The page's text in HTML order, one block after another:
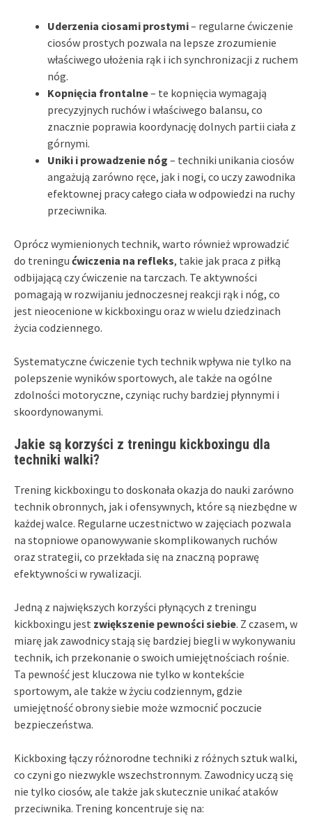
Uderzenia ciosami prostymi– regularne ćwiczenie
ciosów prostych pozwala na lepsze zrozumienie
właściwego ułożenia rąk i ich synchronizacji z ruchem
nóg.
Kopnięcia frontalne– te kopnięcia wymagają
precyzyjnych ruchów i właściwego balansu, co
znacznie poprawia koordynację dolnych partii ciała z
górnymi.
Uniki i prowadzenie nóg – techniki unikania ciosów
angażują zarówno ręce, jak i nogi, co uczy zawodnika
efektownej pracy całego ciała w odpowiedzi na ruchy
przeciwnika.
Oprócz wymienionych technik, warto również wprowadzić
do treningu ćwiczenia na refleks, takie jak praca z piłką
odbijającą czy ćwiczenie na tarczach. Te aktywności
pomagają w rozwijaniu jednoczesnej reakcji rąk i nóg, co
jest nieocenione w kickboxingu oraz w wielu dziedzinach
życia codziennego.
Systematyczne ćwiczenie tych technik wpływa nie tylko na
polepszenie wyników sportowych, ale także na ogólne
zdolności motoryczne, czyniąc ruchy bardziej płynnymi i
skoordynowanymi.
Jakie są korzyści z treningu kickboxingu dla
techniki walki?
Trening kickboxingu to doskonała okazja do nauki zarówno
technik obronnych, jak i ofensywnych, które są niezbędne w
każdej walce. Regularne uczestnictwo w zajęciach pozwala
na stopniowe opanowywanie skomplikowanych ruchów
oraz strategii, co przekłada się na znaczną poprawę
efektywności w rywalizacji.
Jedną z największych korzyści płynących z treningu
kickboxingu jest zwiększenie pewności siebie. Z czasem, w
miarę jak zawodnicy stają się bardziej biegli w wykonywaniu
technik, ich przekonanie o swoich umiejętnościach rośnie.
Ta pewność jest kluczowa nie tylko w kontekście
sportowym, ale także w życiu codziennym, gdzie
umiejętność obrony siebie może wzmocnić poczucie
bezpieczeństwa.
Kickboxing łączy różnorodne techniki z różnych sztuk walki,
co czyni go niezwykle wszechstronnym. Zawodnicy uczą się
nie tylko ciosów, ale także jak skutecznie unikać ataków
przeciwnika. Trening koncentruje się na: